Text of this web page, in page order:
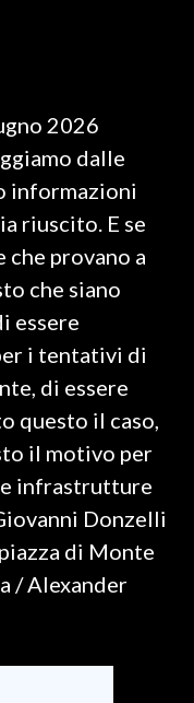
2026
dalle
informazioni
riuscito. E se
che provano a
che siano
essere
i tentativi di
di essere
questo il caso,
il motivo per
infrastrutture
Donzelli
di Monte
/ Alexander